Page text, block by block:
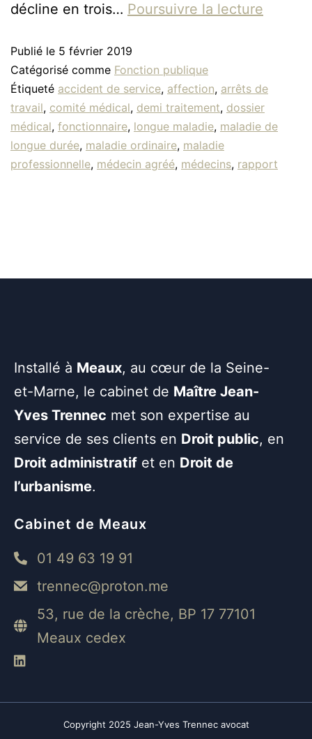
décline en trois… Poursuivre la lecture
Publié le 5 février 2019
Catégorisé comme Fonction publique
Étiqueté accident de service, affection, arrêts de
travail, comité médical, demi traitement, dossier
médical, fonctionnaire, longue maladie, maladie de
longue durée, maladie ordinaire, maladie
professionnelle, médecin agréé, médecins, rapport
Installé à Meaux, au cœur de la Seine-
et-Marne, le cabinet de Maître Jean-
Yves Trennec met son expertise au
service de ses clients en Droit public, en
Droit administratif et en Droit de
l’urbanisme.
Cabinet de Meaux
01 49 63 19 91
trennec@proton.me
53, rue de la crèche, BP 17 77101
Meaux cedex
Copyright 2025 Jean-Yves Trennec avocat